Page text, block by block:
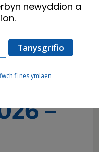
Cyngor
–
newyddion a
fi nes ymlaen